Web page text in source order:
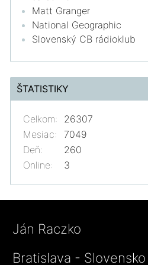
Matt Granger
National Geographic
Slovenský CB rádioklub
ŠTATISTIKY
Online: 3
Celkom:
26307
Mesiac:
7049
Deň:
260
Ján Raczko
Bratislava - Slovensko